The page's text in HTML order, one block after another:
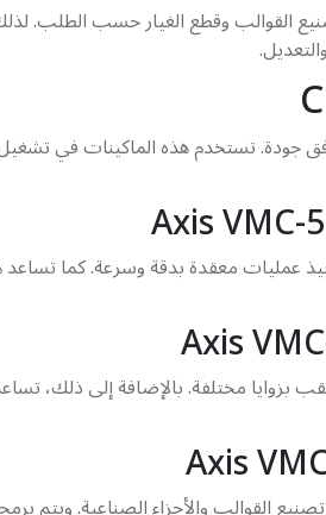
القوالب وقطع الغيار حسب الطلب.
تستخدم هذه الماكينات في تشغيل
عمليات معقدة بدقة وسرعة. كما
بزوايا مختلفة. بالإضافة إلى ذلك،